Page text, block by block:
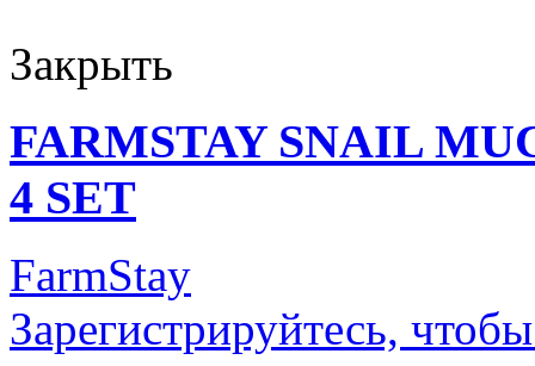
Закрыть
FARMSTAY SNAIL
4 SET
FarmStay
Зарегистрируйтесь,